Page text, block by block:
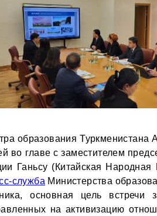
образования Туркменистана
во главе с заместителем
Ганьсу (Китайская
служба Министерства
основная цель встречи
на активизацию